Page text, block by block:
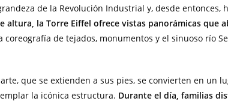
de la Revolución Industrial y, desde entonces,
altura, la Torre Eiffel ofrece vistas panorámicas que
coreografía de tejados, monumentos y el sinuoso río
que se extienden a sus pies, se convierten en un
la icónica estructura. Durante el día, familias